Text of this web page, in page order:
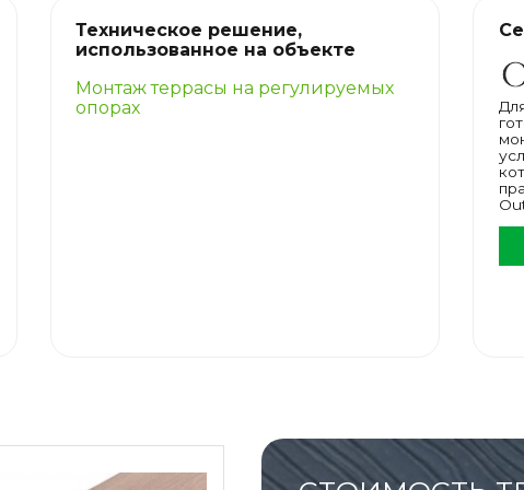
Техническое решение,
использованное на объекте
Монтаж террасы на регулируемых
опорах